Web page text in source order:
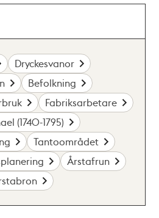
Dryckesvanor
Befolkning
Fabriksarbetare
(1740-1795)
Tantoområdet
Årstafrun